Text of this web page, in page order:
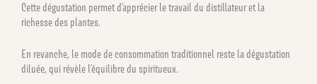
Cette dégustation permet d’apprécier le travail du distillateur et la
richesse des plantes.
En revanche, le mode de consommation traditionnel reste la dégustation
diluée, qui révèle l’équilibre du spiritueux.